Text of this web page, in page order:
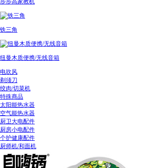
步步高家教机
铁三角
纽曼木质便携/无线音箱
电吹风
剃须刀
绞肉/切菜机
特殊商品
太阳能热水器
空气能热水器
厨卫大电配件
厨房小电配件
个护健康配件
厨师机/和面机